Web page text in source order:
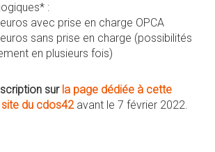
:
avec prise en charge OPCA
sans prise en charge (possibilités
en plusieurs fois)
surla page dédiée à cette
du cdos42avant le 7 février 2022.